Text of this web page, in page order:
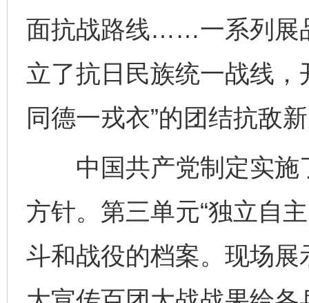
面抗战路线……一系列展
立了抗日民族统一战线
同德一戎衣”的团结抗敌
中国共产党制定实施
方针。第三单元“独立自
斗和战役的档案。现场